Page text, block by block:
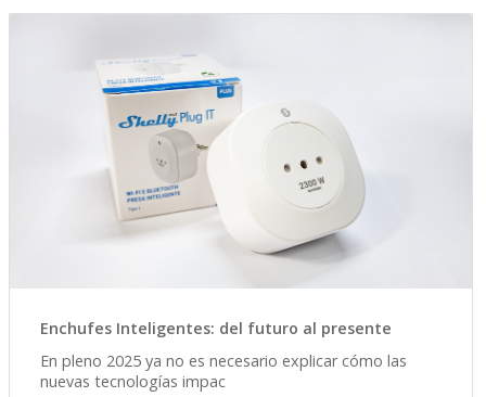
Enchufes Inteligentes: del futuro al presente
En pleno 2025 ya no es necesario explicar cómo las
nuevas tecnologías impac